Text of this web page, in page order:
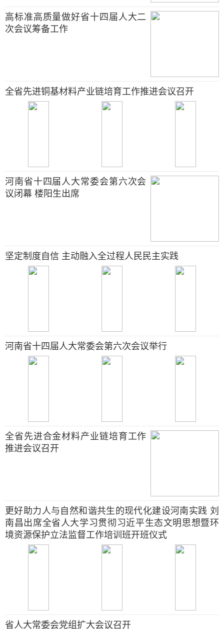
高标准高质量做好省十四届人大二
次会议筹备工作
全省先进铜基材料产业链培育工作推进会议召开
河南省十四届人大常委会第六次会
议闭幕 楼阳生出席
坚定制度自信 主动融入全过程人民民主实践
河南省十四届人大常委会第六次会议举行
全省先进合金材料产业链培育工作
推进会议召开
更好助力人与自然和谐共生的现代化建设河南实践 刘
南昌出席全省人大学习贯彻习近平生态文明思想暨环
境资源保护立法监督工作培训班开班仪式
省人大常委会党组扩大会议召开